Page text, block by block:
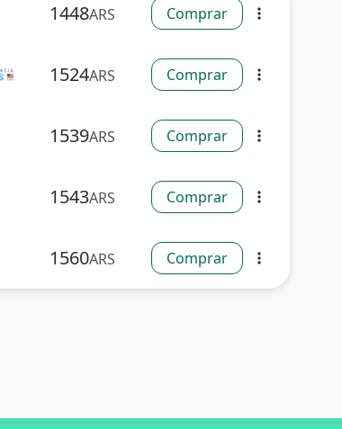
1448ARS Comprar more_vert
1524ARS Comprar more_vert
1539ARS Comprar more_vert
1543ARS Comprar more_vert
1560ARS Comprar more_vert